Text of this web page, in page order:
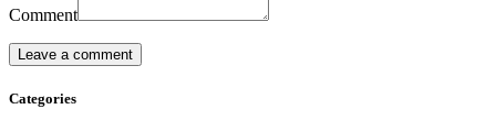
Comment
Categories